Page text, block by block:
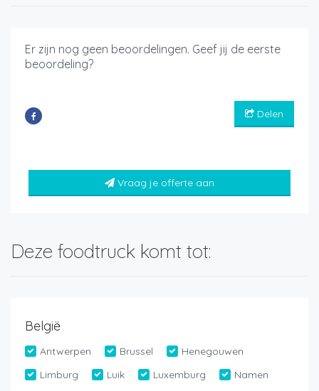
Er zijn nog geen beoordelingen. Geef jij de eerste
beoordeling?
Delen
Vraag je offerte aan
Deze foodtruck komt tot:
België
Antwerpen Brussel
Henegouwen
Limburg
Luik Luxemburg
Namen